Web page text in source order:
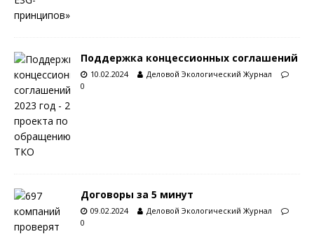
Поддержка концессионных соглашений
10.02.2024
Деловой Экологический Журнал
0
Договоры за 5 минут
09.02.2024
Деловой Экологический Журнал
0